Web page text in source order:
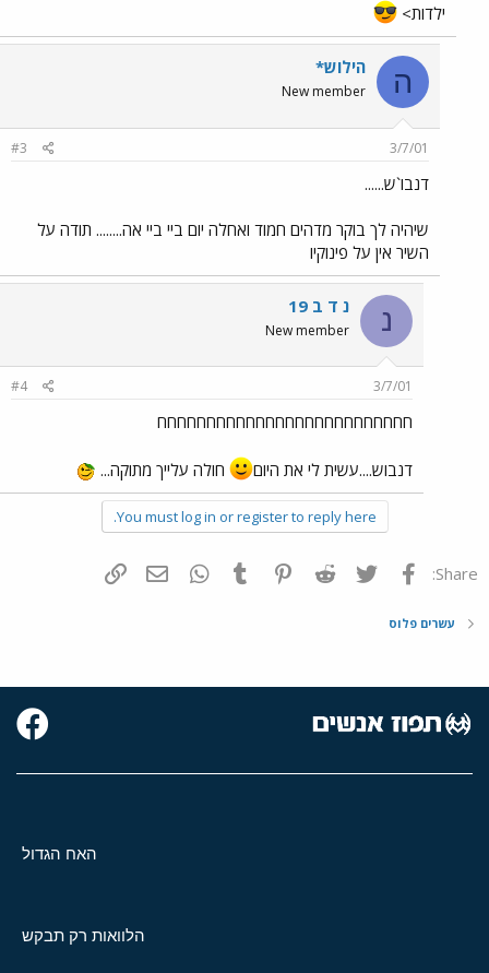
ילדות>
ה הילוש*
New member
3/7/01
#3
דנבו`ש......
שיהיה לך בוקר מדהים חמוד ואחלה יום ביי ביי אה........ תודה על
השיר אין על פינוקיו
נ נ ד ב 19
New member
3/7/01
#4
חחחחחחחחחחחחחחחחחחחחחחחחחח
דנבוש....עשית לי את היום חולה עלייך מתוקה...
You must log in or register to reply here.
Share: פייסבוק Twitter
Reddit
Pinterest
Tumblr
WhatsAppדואר אלקטרוני
עשרים פלוס
האח הגדול
הלוואות רק תבקש